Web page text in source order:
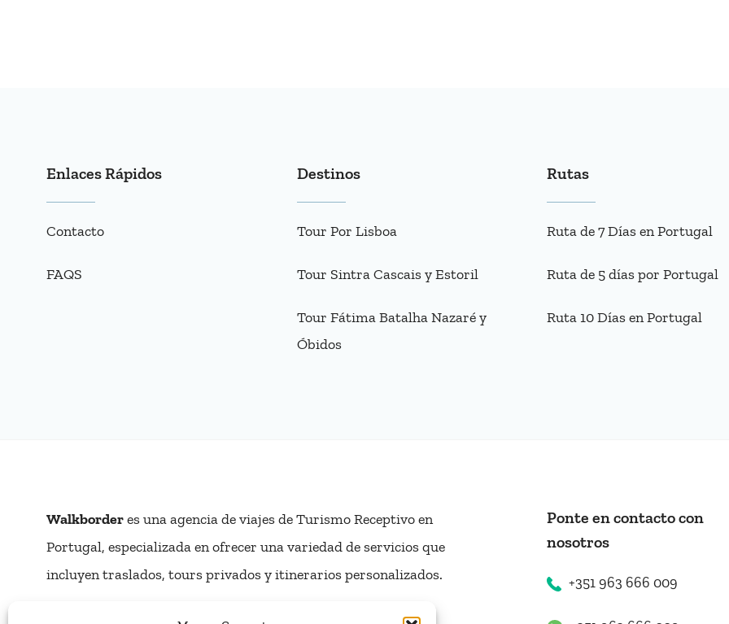
Enlaces Rápidos
Contacto
FAQS
Destinos
Tour Por Lisboa
Tour Sintra Cascais y Estoril
Tour Fátima Batalha Nazaré y
Óbidos
Rutas
Ruta de 7 Días en Portugal
Ruta de 5 días por Portugal
Ruta 10 Días en Portugal
Walkborderes una agencia de viajes de Turismo Receptivo en
Portugal, especializada en ofrecer una variedad de servicios que
incluyen traslados, tours privados y itinerarios personalizados.
Ponte en contacto con
nosotros
+351 963 666 009